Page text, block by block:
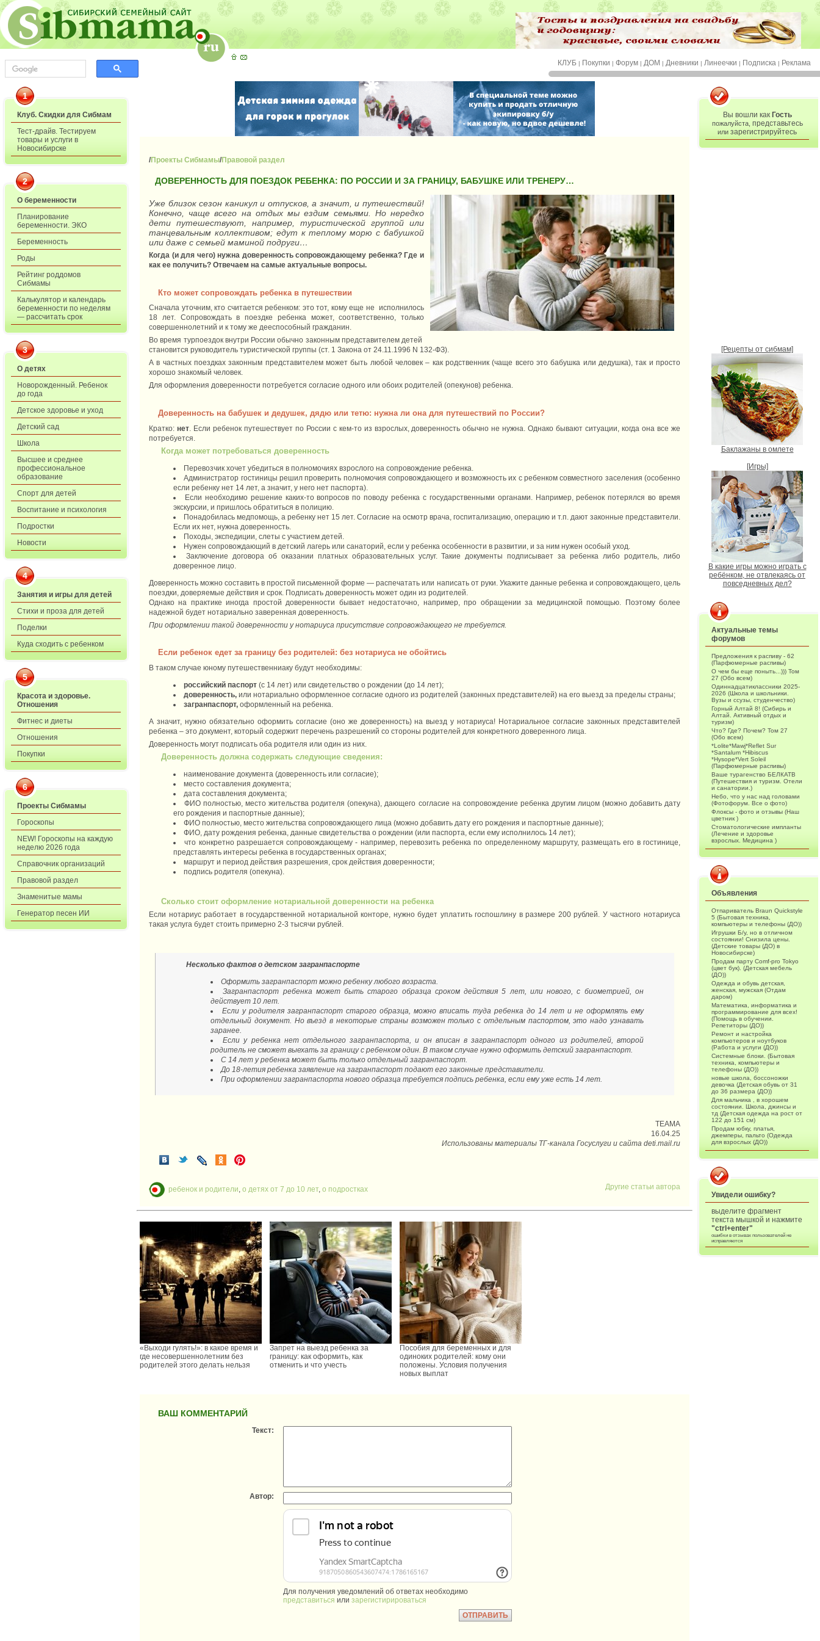
КЛУБ | Покупки | Форум | ДОМ | Дневники | Линеечки | Подписка | Реклама
1
Клуб. Скидки для Сибмам
Тест-драйв. Тестируем
товары и услуги в
Новосибирске
2
О беременности
Планирование
беременности. ЭКО
Беременность
Роды
Рейтинг роддомов
Сибмамы
Калькулятор и календарь
беременности по неделям
— рассчитать срок
3
О детях
Новорожденный. Ребенок
до года
Детское здоровье и уход
Детский сад
Школа
Высшее и среднее
профессиональное
образование
Спорт для детей
Воспитание и психология
Подростки
Новости
4
Занятия и игры для детей
Стихи и проза для детей
Поделки
Куда сходить с ребенком
5
Красота и здоровье.
Отношения
Фитнес и диеты
Отношения
Покупки
6
Проекты Сибмамы
Гороскопы
NEW! Гороскопы на каждую
неделю 2026 года
Справочник организаций
Правовой раздел
Знаменитые мамы
Генератор песен ИИ
/Проекты Сибмамы/Правовой раздел
ДОВЕРЕННОСТЬ ДЛЯ ПОЕЗДОК РЕБЕНКА: ПО РОССИИ И ЗА ГРАНИЦУ, БАБУШКЕ ИЛИ ТРЕНЕРУ…
Уже близок сезон каникул и отпусков, а значит, и путешествий!
Конечно, чаще всего на отдых мы ездим семьями. Но нередко
дети путешествуют, например, туристической группой или
танцевальным коллективом; едут к теплому морю с бабушкой
или даже с семьей маминой подруги…
Когда (и для чего) нужна доверенность сопровождающему ребенка? Где и
как ее получить? Отвечаем на самые актуальные вопросы.
Кто может сопровождать ребенка в путешествии
Сначала уточним, кто считается ребенком: это тот, кому еще не исполнилось
18 лет. Сопровождать в поездке ребенка может, соответственно, только
совершеннолетний и к тому же дееспособный гражданин.
Во время турпоездок внутри России обычно законным представителем детей
становится руководитель туристической группы (ст. 1 Закона от 24.11.1996 N 132-ФЗ).
А в частных поездках законным представителем может быть любой человек – как родственник (чаще всего это бабушка или дедушка), так и просто
хорошо знакомый человек.
Для оформления доверенности потребуется согласие одного или обоих родителей (опекунов) ребенка.
Доверенность на бабушек и дедушек, дядю или тетю: нужна ли она для путешествий по России?
Кратко: нет. Если ребенок путешествует по России с кем-то из взрослых, доверенность обычно не нужна. Однако бывают ситуации, когда она все же
потребуется.
Когда может потребоваться доверенность
Перевозчик хочет убедиться в полномочиях взрослого на сопровождение ребенка.
Администратор гостиницы решил проверить полномочия сопровождающего и возможность их с ребенком совместного заселения (особенно
если ребенку нет 14 лет, а значит, у него нет паспорта).
Если необходимо решение каких-то вопросов по поводу ребенка с государственными органами. Например, ребенок потерялся во время
экскурсии, и пришлось обратиться в полицию.
Понадобилась медпомощь, а ребенку нет 15 лет. Согласие на осмотр врача, госпитализацию, операцию и т.п. дают законные представители.
Если их нет, нужна доверенность.
Походы, экспедиции, слеты с участием детей.
Нужен сопровождающий в детский лагерь или санаторий, если у ребенка особенности в развитии, и за ним нужен особый уход.
Заключение договора об оказании платных образовательных услуг. Такие документы подписывает за ребенка либо родитель, либо
доверенное лицо.
Доверенность можно составить в простой письменной форме — распечатать или написать от руки. Укажите данные ребенка и сопровождающего, цель
поездки, доверяемые действия и срок. Подписать доверенность может один из родителей.
Однако на практике иногда простой доверенности бывает недостаточно, например, про обращении за медицинской помощью. Поэтому более
надежной будет нотариально заверенная доверенность.
При оформлении такой доверенности у нотариуса присутствие сопровождающего не требуется.
Если ребенок едет за границу без родителей: без нотариуса не обойтись
В таком случае юному путешественниаку будут необходимы:
российский паспорт (с 14 лет) или свидетельство о рождении (до 14 лет);
доверенность, или нотариально оформленное согласие одного из родителей (законных представителей) на его выезд за пределы страны;
загранпаспорт, оформленный на ребенка.
А значит, нужно обязательно оформить согласие (оно же доверенность) на выезд у нотариуса! Нотариальное согласие законных представителей
ребенка – это документ, который содержит перечень разрешений со стороны родителей для конкретного доверенного лица.
Доверенность могут подписать оба родителя или один из них.
Доверенность должна содержать следующие сведения:
наименование документа (доверенность или согласие);
место составления документа;
дата составления документа;
ФИО полностью, место жительства родителя (опекуна), дающего согласие на сопровождение ребенка другим лицом (можно добавить дату
его рождения и паспортные данные);
ФИО полностью, место жительства сопровождающего лица (можно добавить дату его рождения и паспортные данные);
ФИО, дату рождения ребенка, данные свидетельства о рождении (или паспорта, если ему исполнилось 14 лет);
что конкретно разрешается сопровождающему - например, перевозить ребенка по определенному маршруту, размещать его в гостинице,
представлять интересы ребенка в государственных органах;
маршрут и период действия разрешения, срок действия доверенности;
подпись родителя (опекуна).
Сколько стоит оформление нотариальной доверенности на ребенка
Если нотариус работает в государственной нотариальной конторе, нужно будет уплатить госпошлину в размере 200 рублей. У частного нотариуса
такая услуга будет стоить примерно 2-3 тысячи рублей.
Несколько фактов о детском загранпаспорте
Оформить загранпаспорт можно ребенку любого возраста.
Загранпаспорт ребенка может быть старого образца сроком действия 5 лет, или нового, с биометрией, он
действует 10 лет.
Если у родителя загранпаспорт старого образца, можно вписать туда ребенка до 14 лет и не оформлять ему
отдельный документ. Но въезд в некоторые страны возможен только с отдельным паспортом, это надо узнавать
заранее.
Если у ребенка нет отдельного загранпаспорта, и он вписан в загранпаспорт одного из родителей, второй
родитель не сможет выехать за границу с ребенком один. В таком случае нужно оформить детский загранпаспорт.
С 14 лет у ребенка может быть только отдельный загранпаспорт.
До 18-летия ребенка заявление на загранпаспорт подают его законные представители.
При оформлении загранпаспорта нового образца требуется подпись ребенка, если ему уже есть 14 лет.
ТЕАМА
16.04.25
Использованы материалы ТГ-канала Госуслуги и сайта deti.mail.ru
ребенок и родители о детях от 7 до 10 лет, о подростках Другие статьи автора
«Выходи гулять!»: в какое время и
где несовершеннолетним без
родителей этого делать нельзя
Запрет на выезд ребенка за
границу: как оформить, как
отменить и что учесть
Пособия для беременных и для
одиноких родителей: кому они
положены. Условия получения
новых выплат
ВАШ КОММЕНТАРИЙ
Текст:
Автор:
Для получения уведомлений об ответах необходимо
представиться или зарегистирироваться
Вы вошли как Гость
пожалуйста, представьтесь
или зарегистрируйтесь
[Рецепты от сибмам]
Баклажаны в омлете
[Игры]
В какие игры можно играть с
ребёнком, не отвлекаясь от
повседневных дел?
Актуальные темы
форумов
Предложения к распиву - 62
(Парфюмерные распивы)
О чем бы еще поныть...))) Том
27 (Обо всем)
Одиннадцатиклассники 2025-
2026 (Школа и школьники.
Вузы и ссузы, студенчество)
Горный Алтай 8! (Сибирь и
Алтай. Активный отдых и
туризм)
Что? Где? Почем? Том 27
(Обо всем)
*Lolite*Mawj*Reflet Sur
*Santalum *Hibiscus
*Hysope*Vert Soleil
(Парфюмерные распивы)
Ваше турагенство БЕЛКАТВ
(Путешествия и туризм. Отели
и санатории.)
Небо, что у нас над головами
(Фотофорум. Все о фото)
Флоксы - фото и отзывы (Наш
цветник )
Стоматологические импланты
(Лечение и здоровье
взрослых. Медицина )
Объявления
Отпариватель Braun Quickstyle
5 (Бытовая техника,
компьютеры и телефоны (ДО))
Игрушки Б/у, но в отличном
состоянии! Снизила цены.
(Детские товары (ДО) в
Новосибирске)
Продам парту Comf-pro Tokyo
(цвет бук). (Детская мебель
(ДО))
Одежда и обувь детская,
женская, мужская (Отдам
даром)
Математика, информатика и
программирование для всех!
(Помощь в обучении.
Репетиторы (ДО))
Ремонт и настройка
компьютеров и ноутбуков
(Работа и услуги (ДО))
Системные блоки. (Бытовая
техника, компьютеры и
телефоны (ДО))
новые школа, боссоножки
девочка (Детская обувь от 31
до 36 размера (ДО))
Для мальчика , в хорошем
состоянии. Школа, джинсы и
тд (Детская одежда на рост от
122 до 151 см)
Продам юбку, платья,
джемперы, пальто (Одежда
для взрослых (ДО))
Увидели ошибку?
выделите фрагмент
текста мышкой и нажмите
"ctrl+enter"
ошибки в отзывах пользователей не
исправляются